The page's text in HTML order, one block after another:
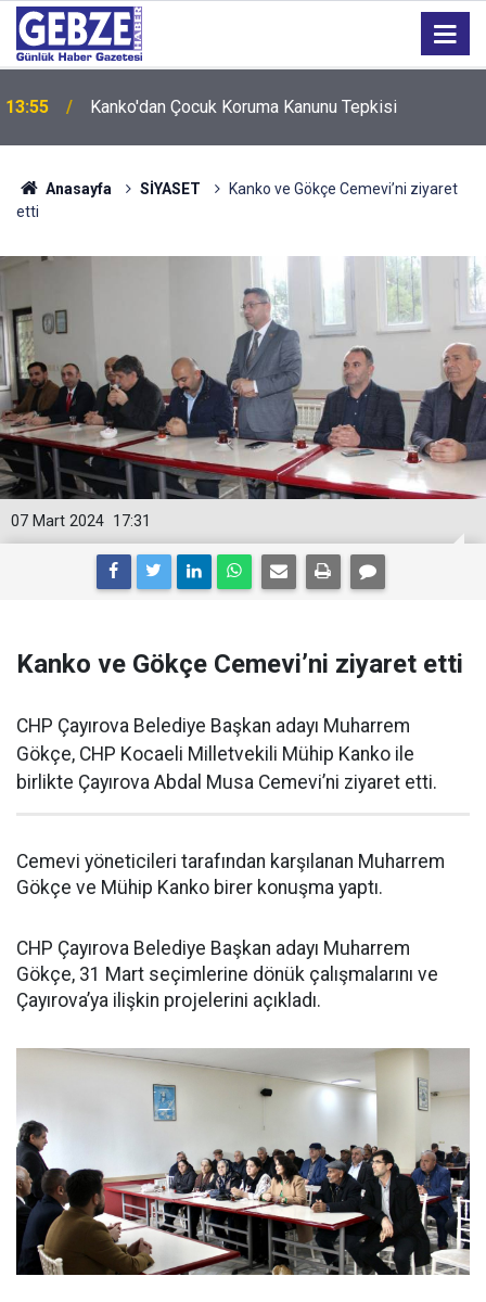
13:55 Kanko'dan Çocuk Koruma Kanunu Tepkisi
Anasayfa SİYASET
Kanko ve Gökçe Cemevi’ni ziyaret
etti
17:31
07 Mart 2024
Kanko ve Gökçe Cemevi’ni ziyaret etti
CHP Çayırova Belediye Başkan adayı Muharrem
Gökçe, CHP Kocaeli Milletvekili Mühip Kanko ile
birlikte Çayırova Abdal Musa Cemevi’ni ziyaret etti.
Cemevi yöneticileri tarafından karşılanan Muharrem
Gökçe ve Mühip Kanko birer konuşma yaptı.
CHP Çayırova Belediye Başkan adayı Muharrem
Gökçe, 31 Mart seçimlerine dönük çalışmalarını ve
Çayırova’ya ilişkin projelerini açıkladı.